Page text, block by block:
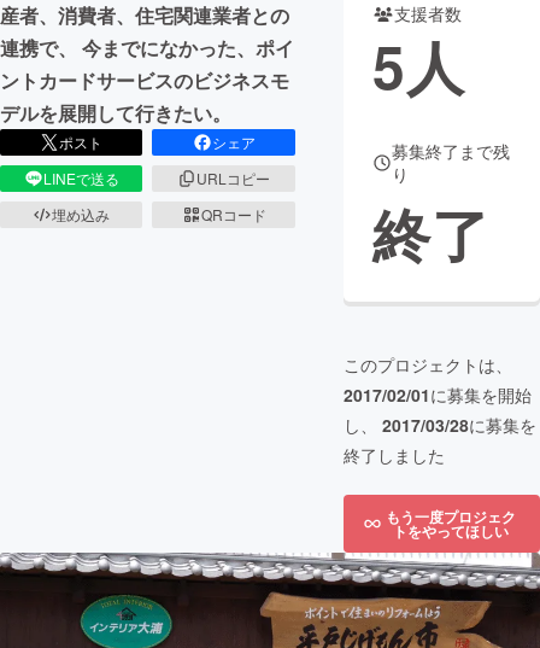
CAMPFIRE for Social Good
CAMPFIRE Creation
CAMPFIREふるさと納税machi-ya コミュニティ
産者、消費者、住宅関連業者との
連携で、 今までになかった、ポイ
ントカードサービスのビジネスモ
デルを展開して行きたい。
ポスト
シェア
LINEで送る
URLコピー
埋め込み
QRコード
支援者数
5人
募集終了まで残
り
終了
このプロジェクトは、
2017/02/01に募集を開始
し、 2017/03/28に募集を
終了しました
もう一度プロジェク
トをやってほしい